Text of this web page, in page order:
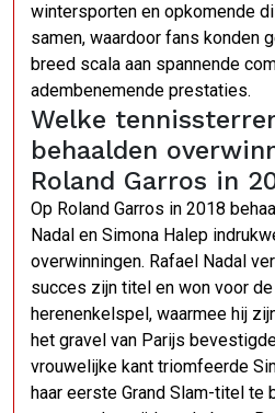
wintersporten en opkomende
samen, waardoor fans konden
breed scala aan spannende
adembenemende prestaties.
Welke
behaalden
Roland Garros in
Op Roland Garros in 2018
Nadal en Simona Halep
overwinningen. Rafael Nadal
succes zijn titel en won voor
herenenkelspel, waarmee hij
het gravel van Parijs
vrouwelijke kant triomfeerde
haar eerste Grand Slam-titel te